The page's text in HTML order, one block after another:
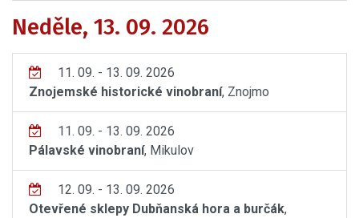
Neděle, 13. 09. 2026
11. 09. - 13. 09. 2026
Znojemské historické vinobraní, Znojmo
11. 09. - 13. 09. 2026
Pálavské vinobraní, Mikulov
12. 09. - 13. 09. 2026
Otevřené sklepy Dubňanská hora a burčák,